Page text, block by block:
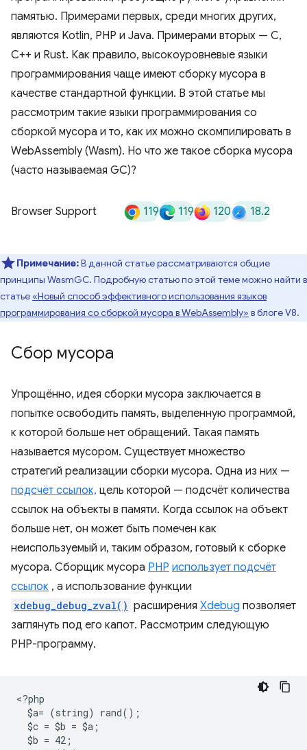
памятью. Примерами первых, среди многих других,
являются Kotlin, PHP и Java. Примерами вторых — C,
C++ и Rust. Как правило, высокоуровневые языки
программирования чаще имеют сборку мусора в
качестве стандартной функции. В этой статье мы
рассмотрим такие языки программирования со
сборкой мусора и то, как их можно скомпилировать в
WebAssembly (Wasm). Но что же такое сборка мусора
(часто называемая GC)?
Browser Support 119 119 120 18.2
Примечание:В данной статье рассматриваются общие
принципы WasmGC. Подробную статью по этой теме можно найти в
статье«Новый способ эффективного использования языков
программирования со сборкой мусора в WebAssembly» в блоге V8.
Сбор мусора
Упрощённо, идея сборки мусора заключается в
попытке освободить память, выделенную программой,
к которой больше нет обращений. Такая память
называется мусором. Существует множество
стратегий реализации сборки мусора. Одна из них —
подсчёт ссылок, цель которой — подсчёт количества
ссылок на объекты в памяти. Когда ссылок на объект
больше нет, он может быть помечен как
неиспользуемый и, таким образом, готовый к сборке
мусора. Сборщик мусора PHP использует подсчёт
ссылок , а использование функции
xdebug_debug_zval() расширения Xdebug позволяет
заглянуть под его капот. Рассмотрим следующую
PHP-программу.
<?php
  $a= (string) rand();
  $c = $b = $a;
  $b = 42;